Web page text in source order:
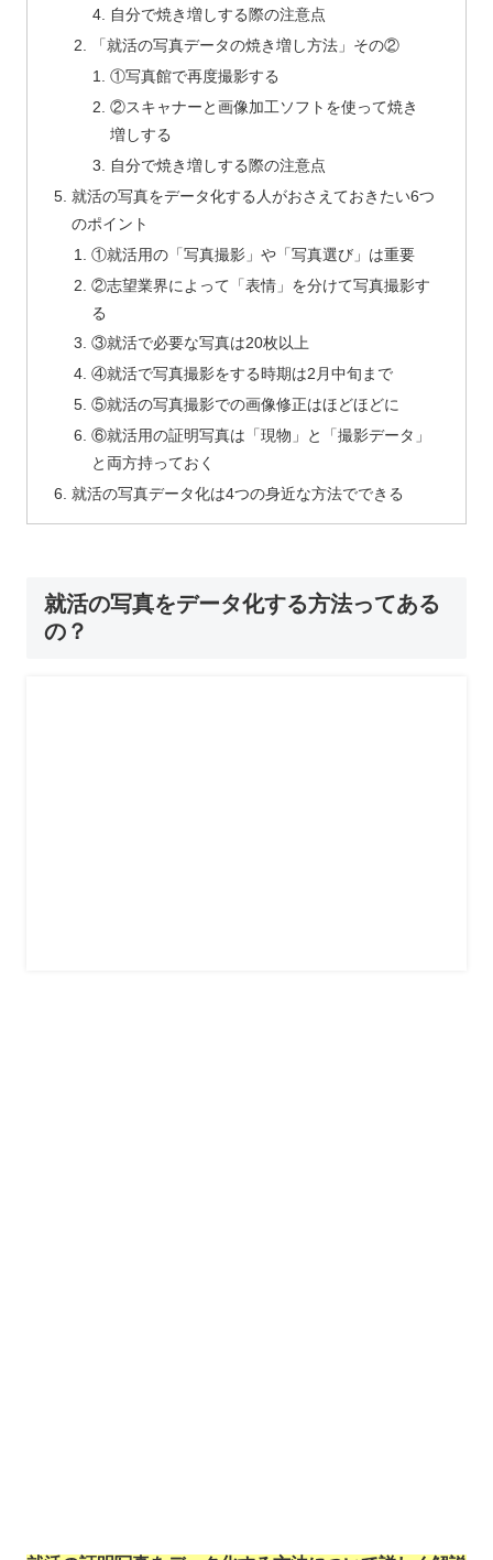
自分で焼き増しする際の注意点
「就活の写真データの焼き増し方法」その②
①写真館で再度撮影する
②スキャナーと画像加工ソフトを使って焼き
増しする
自分で焼き増しする際の注意点
就活の写真をデータ化する人がおさえておきたい6つ
のポイント
①就活用の「写真撮影」や「写真選び」は重要
②志望業界によって「表情」を分けて写真撮影す
る
③就活で必要な写真は20枚以上
④就活で写真撮影をする時期は2月中旬まで
⑤就活の写真撮影での画像修正はほどほどに
⑥就活用の証明写真は「現物」と「撮影データ」
と両方持っておく
就活の写真データ化は4つの身近な方法でできる
就活の写真をデータ化する方法ってある
の？